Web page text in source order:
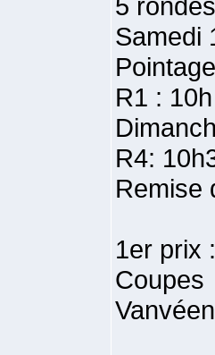
Samedi
R1 :
R4:
Remise
1er prix